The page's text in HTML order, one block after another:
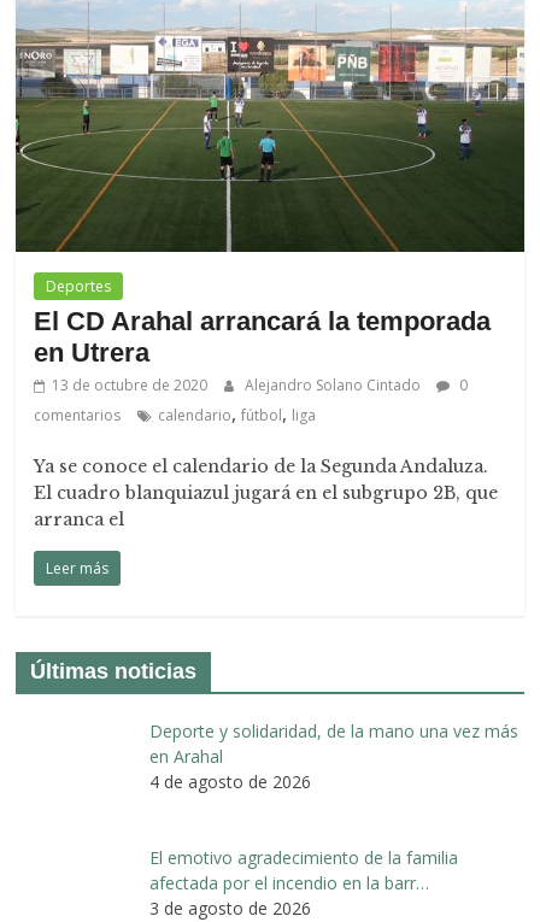
Deportes
El CD Arahal arrancará la temporada
en Utrera
13 de octubre de 2020 Alejandro Solano Cintado
0
comentarios
calendario,fútbol, liga
Ya se conoce el calendario de la Segunda Andaluza.
El cuadro blanquiazul jugará en el subgrupo 2B, que
arranca el
Leer más
Últimas noticias
Deporte y solidaridad, de la mano una vez más
en Arahal
4 de agosto de 2026
El emotivo agradecimiento de la familia
afectada por el incendio en la barr…
3 de agosto de 2026